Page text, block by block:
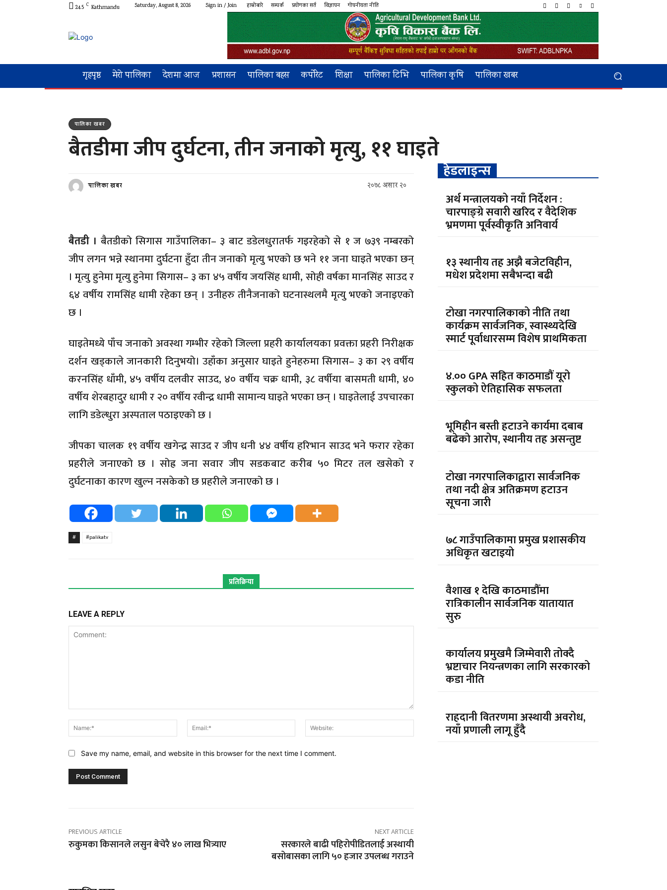
24.5 C Kathmandu Saturday, August 8, 2026 Sign in / Join हाम्रोबारे सम्पर्क प्रयोगका सर्त विज्ञापन गोपनीयता नीति
गृहपृष्ठ मेरो पालिका देशमा आज प्रशासन पालिका बहस कर्पोरेट शिक्षा पालिका टिभि पालिका कृषि पालिका खबर
पालिका खबर
बैतडीमा जीप दुर्घटना, तीन जनाको मृत्यु, ११ घाइते
पालिका खबर २०७८ असार २०
बैतडी । बैतडीको सिगास गाउँपालिका– ३ बाट डडेलधुरातर्फ गइरहेको से १ ज ७३९ नम्बरको
जीप लगन भन्ने स्थानमा दुर्घटना हुँदा तीन जनाको मृत्यु भएको छ भने ११ जना घाइते भएका छन्
। मृत्यु हुनेमा मृत्यु हुनेमा सिगास– ३ का ४५ वर्षीय जयसिंह धामी, सोही वर्षका मानसिंह साउद र
६४ वर्षीय रामसिंह धामी रहेका छन् । उनीहरु तीनैजनाको घटनास्थलमै मृत्यु भएको जनाइएको
छ ।
घाइतेमध्ये पाँच जनाको अवस्था गम्भीर रहेको जिल्ला प्रहरी कार्यालयका प्रवक्ता प्रहरी निरीक्षक
दर्शन खड्काले जानकारी दिनुभयो। उहाँका अनुसार घाइते हुनेहरुमा सिगास– ३ का २९ वर्षीय
करनसिंह धाँमी, ४५ वर्षीय दलवीर साउद, ४० वर्षीय चक्र धामी, ३८ वर्षीया बासमती धामी, ४०
वर्षीय शेरबहादुर धामी र २० वर्षीय रवीन्द्र धामी सामान्य घाइते भएका छन् । घाइतेलाई उपचारका
लागि डडेल्धुरा अस्पताल पठाइएको छ ।
जीपका चालक १९ वर्षीय खगेन्द्र साउद र जीप धनी ४४ वर्षीय हरिभान साउद भने फरार रहेका
प्रहरीले जनाएको छ । सोह्र जना सवार जीप सडकबाट करीब ५० मिटर तल खसेको र
दुर्घटनाका कारण खुल्न नसकेको छ प्रहरीले जनाएको छ ।
# #palikatv
प्रतिक्रिया
LEAVE A REPLY
Name:*
Email:*
Save my name, email, and website in this browser for the next time I comment.
PREVIOUS ARTICLE
रुकुमका किसानले लसुन बेचेरै ४० लाख भित्र्याए
NEXT ARTICLE
सरकारले बाढी पहिरोपीडितलाई अस्थायी
बसोबासका लागि ५० हजार उपलब्ध गराउने
हेडलाइन्स
अर्थ मन्त्रालयको नयाँ निर्देशन :
चारपाङ्ग्रे सवारी खरिद र वैदेशिक
भ्रमणमा पूर्वस्वीकृति अनिवार्य
१३ स्थानीय तह अझै बजेटविहीन,
मधेश प्रदेशमा सबैभन्दा बढी
टोखा नगरपालिकाको नीति तथा
कार्यक्रम सार्वजनिक, स्वास्थ्यदेखि
स्मार्ट पूर्वाधारसम्म विशेष प्राथमिकता
४.०० GPA सहित काठमाडौं यूरो
स्कुलको ऐतिहासिक सफलता
भूमिहीन बस्ती हटाउने कार्यमा दबाब
बढेको आरोप, स्थानीय तह असन्तुष्ट
टोखा नगरपालिकाद्वारा सार्वजनिक
तथा नदी क्षेत्र अतिक्रमण हटाउन
सूचना जारी
७८ गाउँपालिकामा प्रमुख प्रशासकीय
अधिकृत खटाइयो
वैशाख १ देखि काठमाडौँमा
रात्रिकालीन सार्वजनिक यातायात
सुरु
कार्यालय प्रमुखमै जिम्मेवारी तोक्दै
भ्रष्टाचार नियन्त्रणका लागि सरकारको
कडा नीति
राहदानी वितरणमा अस्थायी अवरोध,
नयाँ प्रणाली लागू हुँदै